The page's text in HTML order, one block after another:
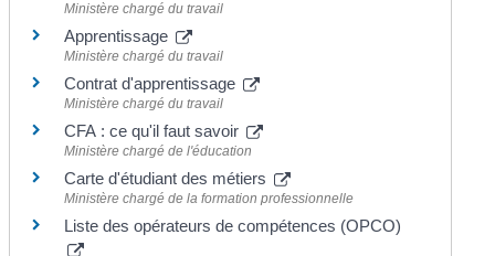
Ministère chargé du travail
Apprentissage
Ministère chargé du travail
Contrat d'apprentissage
Ministère chargé du travail
CFA : ce qu'il faut savoir
Ministère chargé de l'éducation
Carte d'étudiant des métiers
Ministère chargé de la formation professionnelle
Liste des opérateurs de compétences (OPCO)